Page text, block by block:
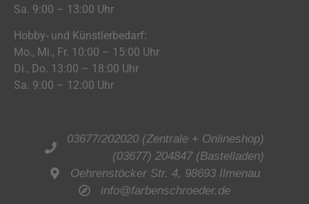
Sa. 9:00 – 13:00 Uhr
Hobby- und Künstlerbedarf:
Mo., Mi., Fr. 10:00 – 15:00 Uhr
Di., Do. 13:00 – 18:00 Uhr
Sa. 9:00 – 12:00 Uhr
03677/202020 (Zentrale + Onlineshop)
(03677) 204847 (Bastelladen)
Oehrenstöcker Str. 4, 98693 Ilmenau
info@farbenschroeder.de